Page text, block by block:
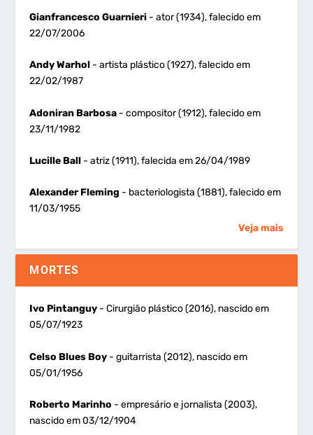
Gianfrancesco Guarnieri - ator (1934), falecido em
22/07/2006
Andy Warhol - artista plástico (1927), falecido em
22/02/1987
Adoniran Barbosa - compositor (1912), falecido em
23/11/1982
Lucille Ball - atriz (1911), falecida em 26/04/1989
Alexander Fleming - bacteriologista (1881), falecido em
11/03/1955
Veja mais
MORTES
Ivo Pintanguy - Cirurgião plástico (2016), nascido em
05/07/1923
Celso Blues Boy - guitarrista (2012), nascido em
05/01/1956
Roberto Marinho - empresário e jornalista (2003),
nascido em 03/12/1904